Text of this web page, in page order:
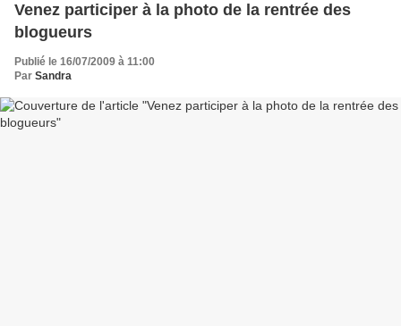
Venez participer à la photo de la rentrée des
blogueurs
Publié le 16/07/2009 à 11:00
Par Sandra